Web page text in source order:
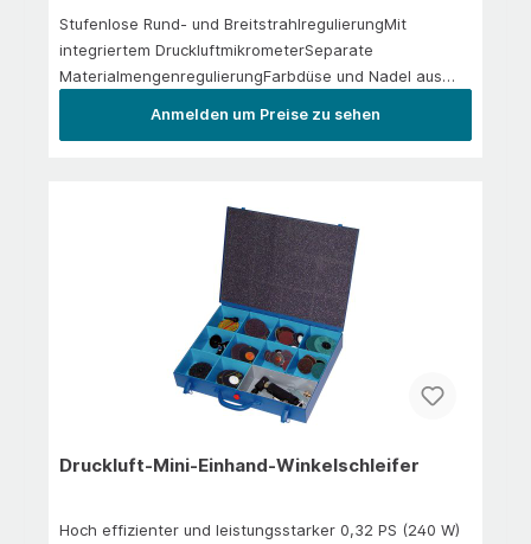
Stufenlose Rund- und BreitstrahlregulierungMit
integriertem DruckluftmikrometerSeparate
MaterialmengenregulierungFarbdüse und Nadel aus
Anmelden um Preise zu sehen
Druckluft-Mini-Einhand-Winkelschleifer
Hoch effizienter und leistungsstarker 0,32 PS (240 W)